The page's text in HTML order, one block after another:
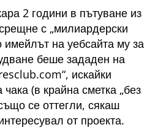
2 години в пътуване из
с милиардерски
имейлът на уебсайта му за
беше зададен на
, искайки
(в крайна сметка без
се оттегли, сякаш
от проекта.